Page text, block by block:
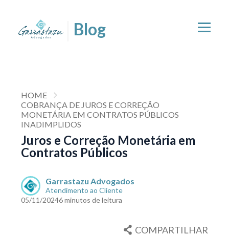
HOME
COBRANÇA DE JUROS E CORREÇÃO
MONETÁRIA EM CONTRATOS PÚBLICOS
INADIMPLIDOS
Juros e Correção Monetária em
Contratos Públicos
Garrastazu Advogados
Atendimento ao Cliente
05/11/20246 minutos de leitura
COMPARTILHAR